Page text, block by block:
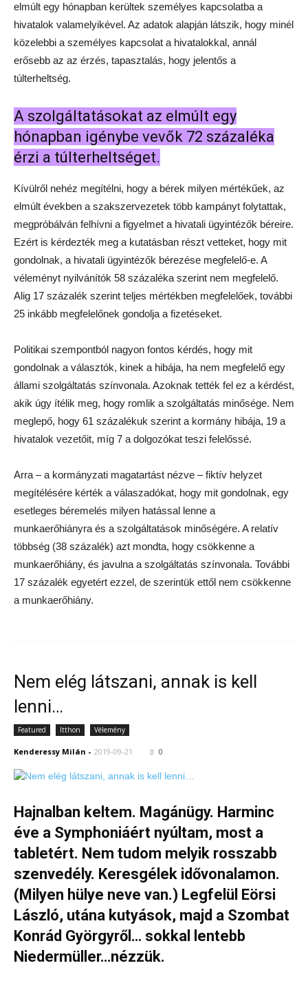
elmúlt egy hónapban kerültek személyes kapcsolatba a
hivatalok valamelyikével. Az adatok alapján látszik, hogy minél
közelebbi a személyes kapcsolat a hivatalokkal, annál
erősebb az az érzés, tapasztalás, hogy jelentős a
túlterheltség.
A szolgáltatásokat az elmúlt egy
hónapban igénybe vevők 72 százaléka
érzi a túlterheltséget.
Kívülről nehéz megítélni, hogy a bérek milyen mértékűek, az
elmúlt években a szakszervezetek több kampányt folytattak,
megpróbálván felhívni a figyelmet a hivatali ügyintézők béreire.
Ezért is kérdezték meg a kutatásban részt vetteket, hogy mit
gondolnak, a hivatali ügyintézők bérezése megfelelő-e. A
véleményt nyilvánítók 58 százaléka szerint nem megfelelő.
Alig 17 százalék szerint teljes mértékben megfelelőek, további
25 inkább megfelelőnek gondolja a fizetéseket.
Politikai szempontból nagyon fontos kérdés, hogy mit
gondolnak a választók, kinek a hibája, ha nem megfelelő egy
állami szolgáltatás színvonala. Azoknak tették fel ez a kérdést,
akik úgy ítélik meg, hogy romlik a szolgáltatás minősége. Nem
meglepő, hogy 61 százalékuk szerint a kormány hibája, 19 a
hivatalok vezetőit, míg 7 a dolgozókat teszi felelőssé.
Arra – a kormányzati magatartást nézve – fiktív helyzet
megítélésére kérték a válaszadókat, hogy mit gondolnak, egy
esetleges béremelés milyen hatással lenne a
munkaerőhiányra és a szolgáltatások minőségére. A relatív
többség (38 százalék) azt mondta, hogy csökkenne a
munkaerőhiány, és javulna a szolgáltatás színvonala. További
17 százalék egyetért ezzel, de szerintük ettől nem csökkenne
a munkaerőhiány.
Nem elég látszani, annak is kell
lenni…
Featured Itthon Vélemény
Kenderessy Milán - 2019-09-21 0
Hajnalban keltem. Magánügy. Harminc
éve a Symphoniáért nyúltam, most a
tabletért. Nem tudom melyik rosszabb
szenvedély. Keresgélek idővonalamon.
(Milyen hülye neve van.) Legfelül Eörsi
László, utána kutyások, majd a Szombat
Konrád Györgyről… sokkal lentebb
Niedermüller…nézzük.